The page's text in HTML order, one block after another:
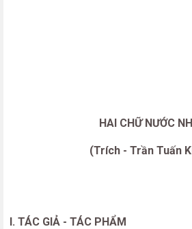
HAI CHỮ NƯỚC
(Trích - Trần Tuấn
I. TÁC GIẢ - TÁC PHẨM